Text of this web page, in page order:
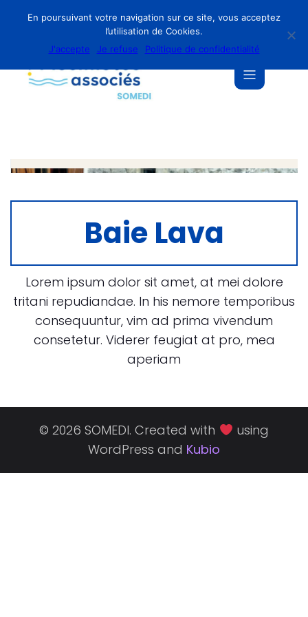
Baie Lava
Lorem ipsum dolor sit amet, at mei dolore
tritani repudiandae. In his nemore temporibus
consequuntur, vim ad prima vivendum
consetetur. Viderer feugiat at pro, mea
aperiam
© 2026 SOMEDI. Created with
using
WordPress and Kubio
En poursuivant votre navigation sur ce site, vous acceptez
l’utilisation de Cookies.
J'accepte
Je refuse Politique de confidentialité